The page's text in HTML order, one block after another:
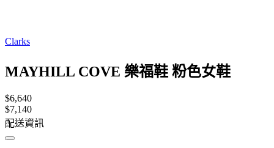
Clarks
MAYHILL COVE 樂福鞋 粉色女鞋
$6,640
$7,140
配送資訊